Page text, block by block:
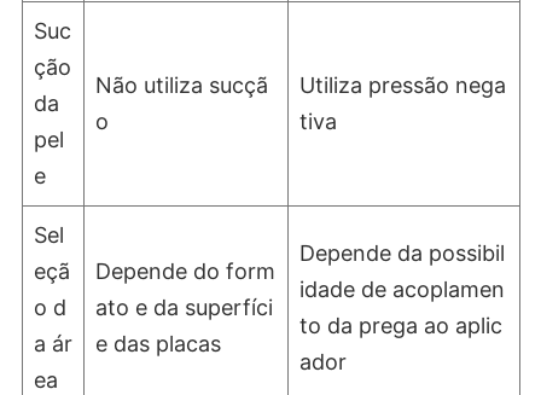
Suc
ção
da
pel
e
Não utiliza sucçã
o
Utiliza pressão nega
tiva
Sel
eçã
o d
a ár
ea
Depende do form
ato e da superfíci
e das placas
Depende da possibil
idade de acoplamen
to da prega ao aplic
ador